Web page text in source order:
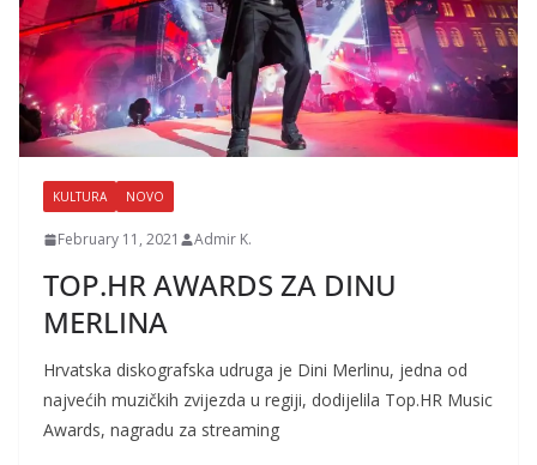
KULTURA NOVO
February 11, 2021 Admir K.
TOP.HR AWARDS ZA DINU
MERLINA
Hrvatska diskografska udruga je Dini Merlinu, jedna od
najvećih muzičkih zvijezda u regiji, dodijelila Top.HR Music
Awards, nagradu za streaming